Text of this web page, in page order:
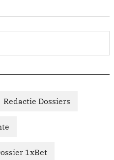
Redactie Dossiers
1xBet